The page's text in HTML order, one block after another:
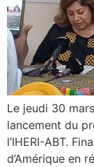
Le jeudi 30
lancement du
l’IHERI-ABT.
d’Amérique en